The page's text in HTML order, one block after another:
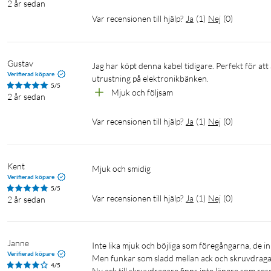
2 år sedan
Var recensionen till hjälp? Ja (1) Nej (0)
Gustav
Verifierad köpare
5/5
2 år sedan
Jag har köpt denna kabel tidigare. Perfekt för att använda till bland annat mätprober till multimeter, oscilloskop och annan
utrustning på elektronikbänken.
Mjuk och följsam
Var recensionen till hjälp? Ja (1) Nej (0)
Kent
Verifierad köpare
5/5
2 år sedan
Mjuk och smidig
Var recensionen till hjälp? Ja (1) Nej (0)
Janne
Verifierad köpare
4/5
Inte lika mjuk och böjliga som föregångarna, de inköptes för 5 år sedan.
Men funkar som sladd mellan ack och